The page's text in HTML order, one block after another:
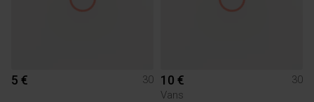
5 € 30 10 €
30
Vans